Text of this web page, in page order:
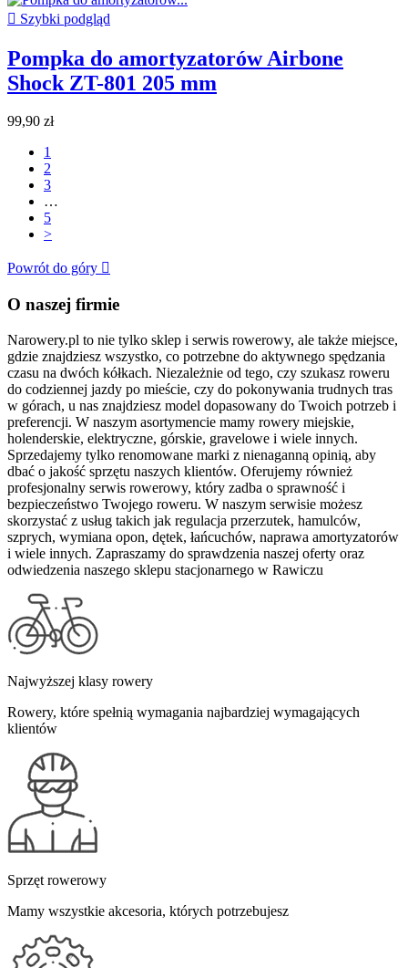
 Szybki podgląd
Pompka do amortyzatorów Airbone
Shock ZT-801 205 mm
99,90 zł
1
2
3
…
5
>
Powrót do góry 
O naszej firmie
Narowery.pl to nie tylko sklep i serwis rowerowy, ale także miejsce,
gdzie znajdziesz wszystko, co potrzebne do aktywnego spędzania
czasu na dwóch kółkach. Niezależnie od tego, czy szukasz roweru
do codziennej jazdy po mieście, czy do pokonywania trudnych tras
w górach, u nas znajdziesz model dopasowany do Twoich potrzeb i
preferencji. W naszym asortymencie mamy rowery miejskie,
holenderskie, elektryczne, górskie, gravelowe i wiele innych.
Sprzedajemy tylko renomowane marki z nienaganną opinią, aby
dbać o jakość sprzętu naszych klientów. Oferujemy również
profesjonalny serwis rowerowy, który zadba o sprawność i
bezpieczeństwo Twojego roweru. W naszym serwisie możesz
skorzystać z usług takich jak regulacja przerzutek, hamulców,
szprych, wymiana opon, dętek, łańcuchów, naprawa amortyzatorów
i wiele innych. Zapraszamy do sprawdzenia naszej oferty oraz
odwiedzenia naszego sklepu stacjonarnego w Rawiczu
Najwyższej klasy rowery
Rowery, które spełnią wymagania najbardziej wymagających
klientów
Sprzęt rowerowy
Mamy wszystkie akcesoria, których potrzebujesz